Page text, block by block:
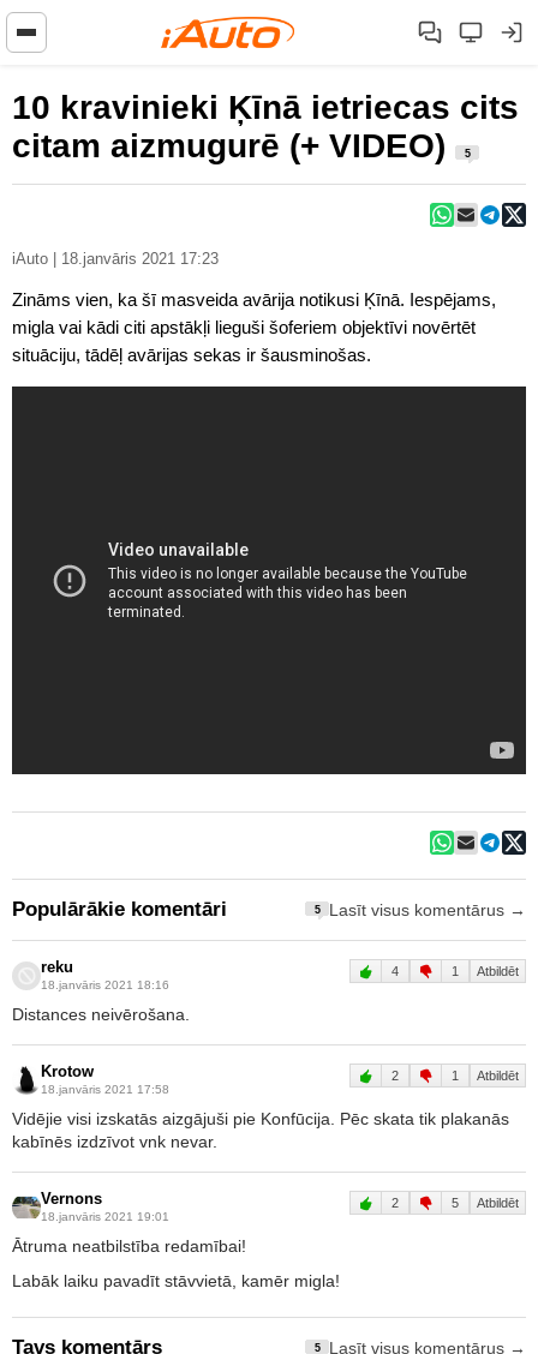
10 kravinieki Ķīnā ietriecas cits
citam aizmugurē (+ VIDEO)
5
iAuto | 18.janvāris 2021 17:23
Zināms vien, ka šī masveida avārija notikusi Ķīnā. Iespējams,
migla vai kādi citi apstākļi lieguši šoferiem objektīvi novērtēt
situāciju, tādēļ avārijas sekas ir šausminošas.
Populārākie komentāri 5 Lasīt visus komentārus →
reku
18.janvāris 2021 18:16
4 1 Atbildēt
Distances neivērošana.
Krotow
18.janvāris 2021 17:58
2 1 Atbildēt
Vidējie visi izskatās aizgājuši pie Konfūcija. Pēc skata tik plakanās
kabīnēs izdzīvot vnk nevar.
Vernons
18.janvāris 2021 19:01
2 5 Atbildēt
Ātruma neatbilstība redamībai!
Labāk laiku pavadīt stāvvietā, kamēr migla!
Tavs komentārs 5 Lasīt visus komentārus →